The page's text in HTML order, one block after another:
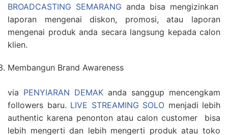
BROADCASTING SEMARANG anda bisa mengizinkan
laporan mengenai diskon, promosi, atau laporan
mengenai produk anda secara langsung kepada calon
klien.
Membangun Brand Awareness
via PENYIARAN DEMAK anda sanggup mencengkam
followers baru. LIVE STREAMING SOLO menjadi lebih
authentic karena penonton atau calon customer bisa
lebih mengerti dan lebih mengerti produk atau toko